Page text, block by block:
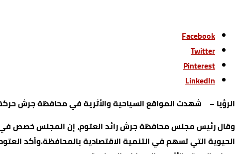
Facebook
Twitter
Pinterest
LinkedIn
الرؤيا – شهدت المواقع السياحية والأثرية في محافظة جرش حركة
الحيوية التي تسهم في التنمية الاقتصادية بالمحافظة.وأكد